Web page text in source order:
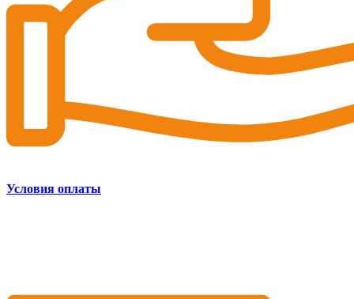
Условия оплаты